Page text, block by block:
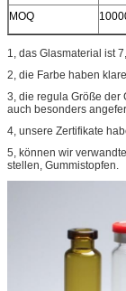
MOQ
1, das Glasmaterial ist
2, die Farbe haben
3, die regula Größe der
auch besonders
4, unsere Zertifikate
5, können wir
stellen, Gummistopfen.